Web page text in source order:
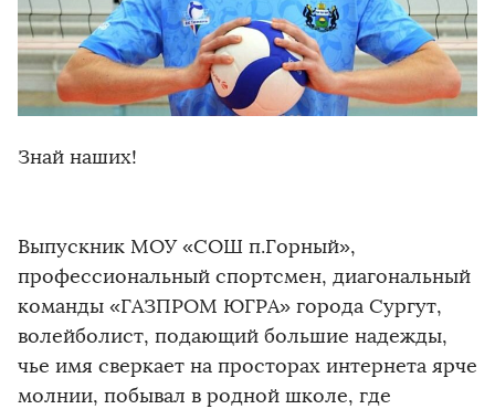
Знай наших!
Выпускник МОУ «СОШ п.Горный»,
профессиональный спортсмен, диагональный
команды «ГАЗПРОМ ЮГРА» города Сургут,
волейболист, подающий большие надежды,
чье имя сверкает на просторах интернета ярче
молнии, побывал в родной школе, где